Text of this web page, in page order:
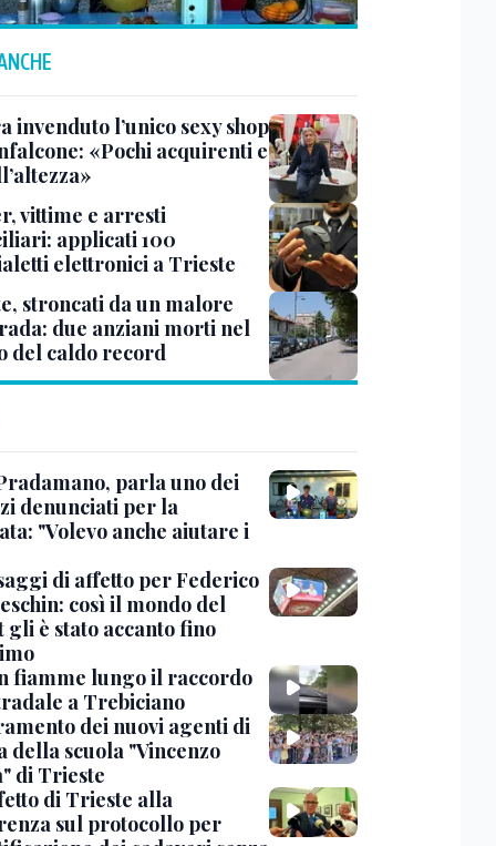
invenduto l’unico sexy shop
«Pochi acquirenti e
vittime e arresti
applicati 100
elettronici a Trieste
stroncati da un malore
due anziani morti nel
del caldo record
parla uno dei
denunciati per la
"Volevo anche aiutare i
di affetto per Federico
così il mondo del
gli è stato accanto fino
fiamme lungo il raccordo
a Trebiciano
dei nuovi agenti di
della scuola "Vincenzo
di Trieste
di Trieste alla
sul protocollo per